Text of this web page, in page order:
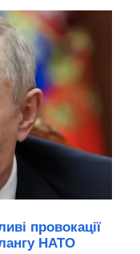
провокації
НАТО